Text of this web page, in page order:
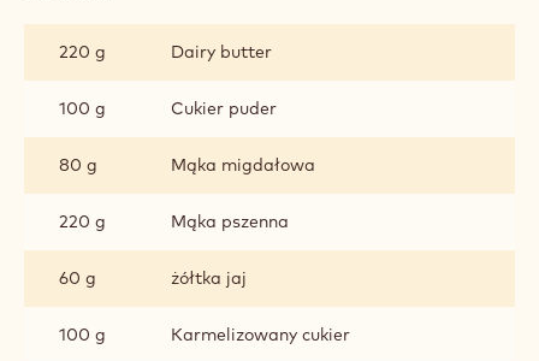
220 g
Dairy butter
100 g Cukier puder
80 g Mąka migdałowa
220 g Mąka pszenna
60 g żółtka jaj
100 g Karmelizowany cukier